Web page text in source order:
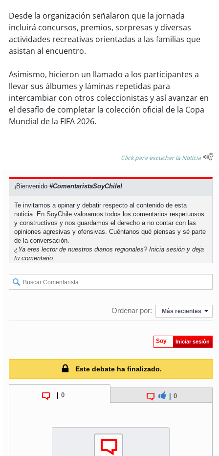
soyosorno
soypuertomontt
Desde la organización señalaron que la jornada
incluirá concursos, premios, sorpresas y diversas
actividades recreativas orientadas a las familias que
asistan al encuentro.
Asimismo, hicieron un llamado a los participantes a
llevar sus álbumes y láminas repetidas para
intercambiar con otros coleccionistas y así avanzar en
el desafío de completar la colección oficial de la Copa
Mundial de la FIFA 2026.
Click para escuchar la Noticia
¡Bienvenido#ComentaristaSoyChile!
Te invitamos a opinar y debatir respecto al contenido de esta
noticia. En SoyChile valoramos todos los comentarios respetuosos
y constructivos y nos guardamos el derecho a no contar con las
opiniones agresivas y ofensivas. Cuéntanos qué piensas y sé parte
de la conversación.
¿Ya eres lector de nuestros diarios regionales?Inicia sesión y deja
tu comentario.
Ordenar por: Más recientes
Soy Iniciar sesión
Este debate ha finalizado.
0 0